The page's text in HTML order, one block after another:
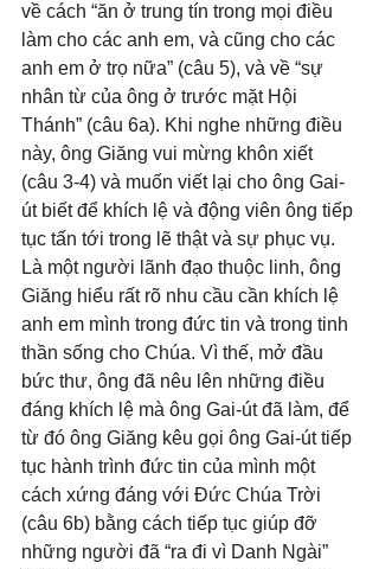
về cách “ăn ở trung tín trong mọi điều
làm cho các anh em, và cũng cho các
anh em ở trọ nữa” (câu 5), và về “sự
nhân từ của ông ở trước mặt Hội
Thánh” (câu 6a). Khi nghe những điều
này, ông Giăng vui mừng khôn xiết
(câu 3-4) và muốn viết lại cho ông Gai-
út biết để khích lệ và động viên ông tiếp
tục tấn tới trong lẽ thật và sự phục vụ.
Là một người lãnh đạo thuộc linh, ông
Giăng hiểu rất rõ nhu cầu cần khích lệ
anh em mình trong đức tin và trong tinh
thần sống cho Chúa. Vì thế, mở đầu
bức thư, ông đã nêu lên những điều
đáng khích lệ mà ông Gai-út đã làm, để
từ đó ông Giăng kêu gọi ông Gai-út tiếp
tục hành trình đức tin của mình một
cách xứng đáng với Đức Chúa Trời
(câu 6b) bằng cách tiếp tục giúp đỡ
những người đã “ra đi vì Danh Ngài”